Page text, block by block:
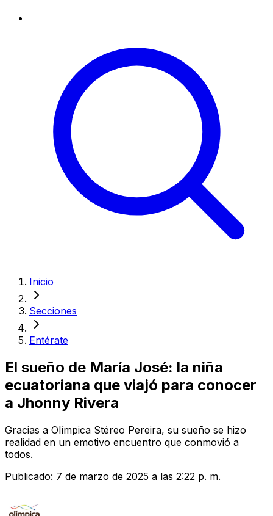
Inicio
Secciones
Entérate
El sueño de María José: la niña
ecuatoriana que viajó para conocer
a Jhonny Rivera
Gracias a Olímpica Stéreo Pereira, su sueño se hizo
realidad en un emotivo encuentro que conmovió a
todos.
Publicado: 7 de marzo de 2025 a las 2:22 p. m.